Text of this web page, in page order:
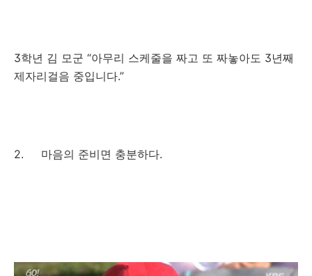
3학년 김 모군 “아무리 스케줄을 짜고 또 짜놓아도 3년째
제자리걸음 중입니다.”
2. 마음의 준비면 충분하다.